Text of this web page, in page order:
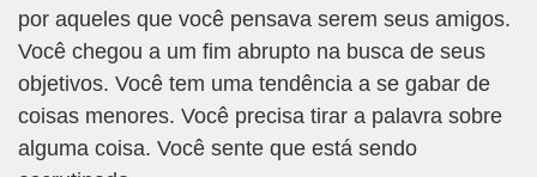
por aqueles que você pensava serem seus amigos.
Você chegou a um fim abrupto na busca de seus
objetivos. Você tem uma tendência a se gabar de
coisas menores. Você precisa tirar a palavra sobre
alguma coisa. Você sente que está sendo